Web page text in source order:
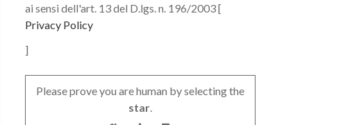
ai sensi dell'art. 13 del D.lgs. n. 196/2003 [
Privacy Policy
]
Please prove you are human by selecting the
star.